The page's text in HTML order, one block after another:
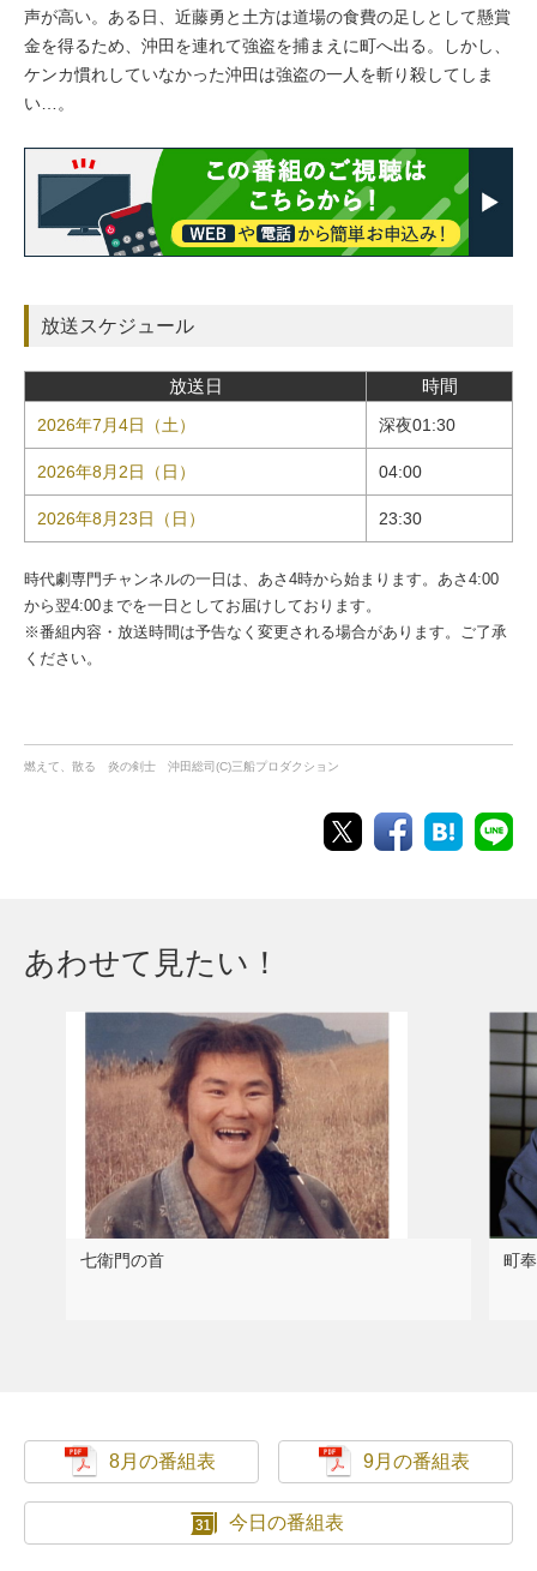
声が高い。ある日、近藤勇と土方は道場の食費の足しとして懸賞
金を得るため、沖田を連れて強盗を捕まえに町へ出る。しかし、
ケンカ慣れしていなかった沖田は強盗の一人を斬り殺してしま
い…。
放送スケジュール
放送日 時間
2026年7月4日（土） 深夜01:30
2026年8月2日（日） 04:00
2026年8月23日（日） 23:30
時代劇専門チャンネルの一日は、あさ4時から始まります。あさ4:00
から翌4:00までを一日としてお届けしております。
※番組内容・放送時間は予告なく変更される場合があります。ご了承
ください。
燃えて、散る 炎の剣士 沖田総司(C)三船プロダクション
あわせて見たい！
七衛門の首 町
8月の番組表 9月の番組表
今日の番組表